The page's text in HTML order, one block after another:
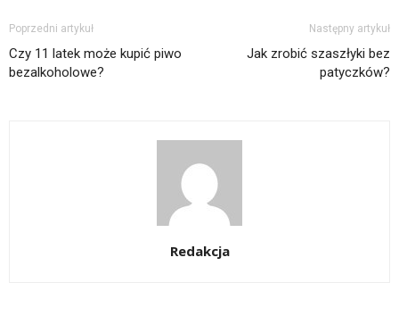
Poprzedni artykuł
Czy 11 latek może kupić piwo
bezalkoholowe?
Następny artykuł
Jak zrobić szaszłyki bez
patyczków?
Redakcja